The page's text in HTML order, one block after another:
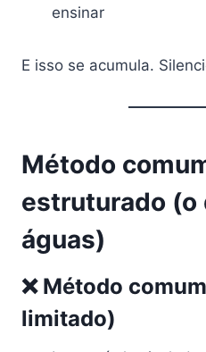
ensinar
E isso se acumula.
Método
estruturado (o
águas)
❌ Método
limitado)